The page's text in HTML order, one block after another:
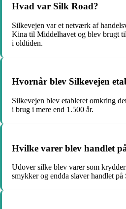
Hvad var Silk Road?
Silkevejen var et netværk af
Kina til Middelhavet og blev brugt
i oldtiden.
Hvornår blev Silkevejen
Silkevejen blev etableret omkring
i brug i mere end 1.500 år.
Hvilke varer blev handlet
Udover silke blev varer som
smykker og endda slaver handlet på